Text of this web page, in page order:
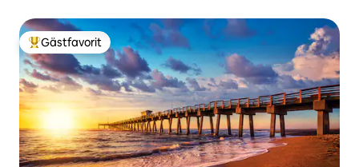
Populär gästfavorit
Gästfavorit